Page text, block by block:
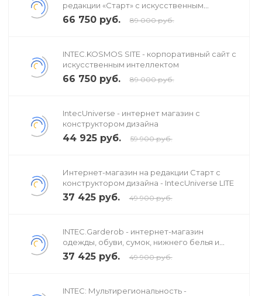
редакции «Старт» с искусственным
интеллектом
66 750 руб. 89 000 руб.
INTEC.KOSMOS SITE - корпоративный сайт с
искусственным интеллектом
66 750 руб. 89 000 руб.
IntecUniverse - интернет магазин с
конструктором дизайна
44 925 руб. 59 900 руб.
Интернет-магазин на редакции Старт с
конструктором дизайна - IntecUniverse LITE
37 425 руб. 49 900 руб.
INTEC.Garderob - интернет-магазин
одежды, обуви, сумок, нижнего белья и
аксессуаров
37 425 руб. 49 900 руб.
INTEC: Мультирегиональность -